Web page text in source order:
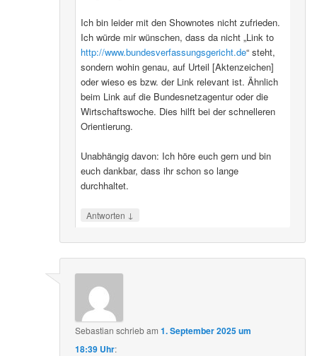
Ich bin leider mit den Shownotes nicht zufrieden.
Ich würde mir wünschen, dass da nicht „Link to
http://www.bundesverfassungsgericht.de“ steht,
sondern wohin genau, auf Urteil [Aktenzeichen]
oder wieso es bzw. der Link relevant ist. Ähnlich
beim Link auf die Bundesnetzagentur oder die
Wirtschaftswoche. Dies hilft bei der schnelleren
Orientierung.
Unabhängig davon: Ich höre euch gern und bin
euch dankbar, dass ihr schon so lange
durchhaltet.
Antworten ↓
Sebastian schriebam1. September 2025 um
18:39 Uhr: